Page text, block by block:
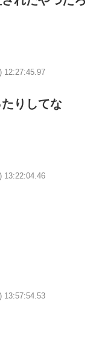
12:27:45.97
りしてな
13:22:04.46
13:57:54.53